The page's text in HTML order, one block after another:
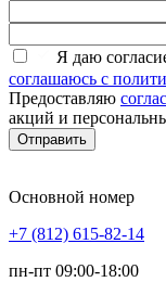
Я даю
соглашаюсь с
Предоставляю
акций и
Отправить
Основной номер
+7 (812) 615-82-14
пн-пт 09:00-18:00